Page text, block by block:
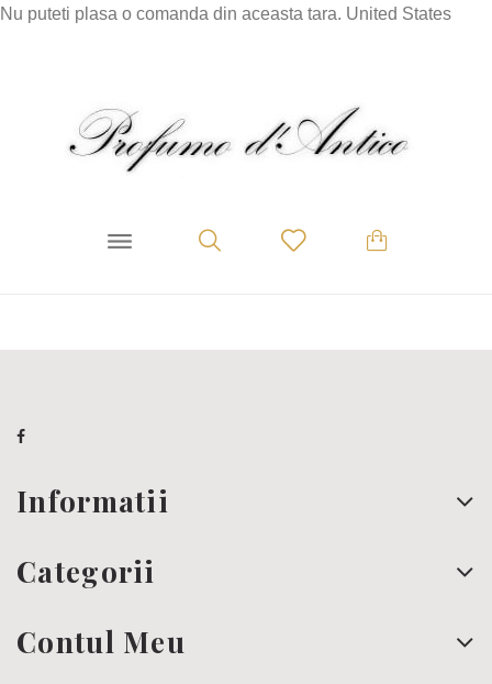
Nu puteti plasa o comanda din aceasta tara. United States
Informatii
Categorii
Contul Meu